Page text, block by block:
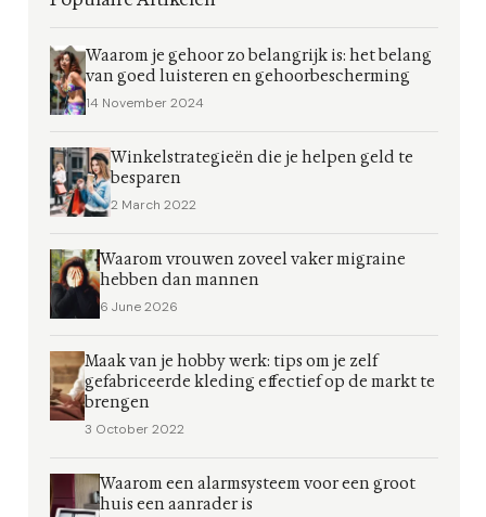
Waarom je gehoor zo belangrijk is: het belang
van goed luisteren en gehoorbescherming
14 November 2024
Winkelstrategieën die je helpen geld te
besparen
2 March 2022
Waarom vrouwen zoveel vaker migraine
hebben dan mannen
6 June 2026
Maak van je hobby werk: tips om je zelf
gefabriceerde kleding effectief op de markt te
brengen
3 October 2022
Waarom een alarmsysteem voor een groot
huis een aanrader is